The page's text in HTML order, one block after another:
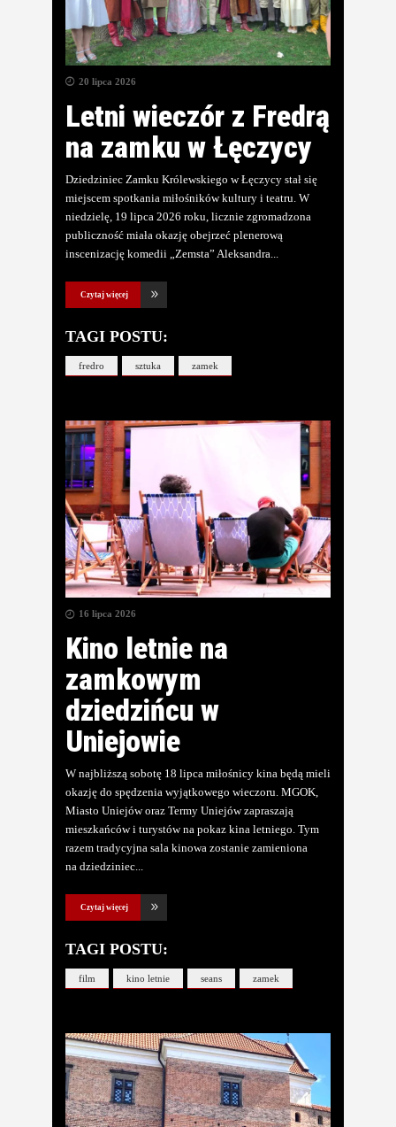
20 lipca 2026
Letni wieczór z Fredrą
na zamku w Łęczycy
Dziedziniec Zamku Królewskiego w Łęczycy stał się
miejscem spotkania miłośników kultury i teatru. W
niedzielę, 19 lipca 2026 roku, licznie zgromadzona
publiczność miała okazję obejrzeć plenerową
inscenizację komedii „Zemsta” Aleksandra
Czytaj więcej
TAGI POSTU:
fredro sztuka zamek
16 lipca 2026
Kino letnie na
zamkowym
dziedzińcu w
Uniejowie
W najbliższą sobotę 18 lipca miłośnicy kina będą mieli
okazję do spędzenia wyjątkowego wieczoru. MGOK,
Miasto Uniejów oraz Termy Uniejów zapraszają
mieszkańców i turystów na pokaz kina letniego. Tym
razem tradycyjna sala kinowa zostanie zamieniona
na dziedziniec
Czytaj więcej
TAGI POSTU:
film kino letnie seans zamek